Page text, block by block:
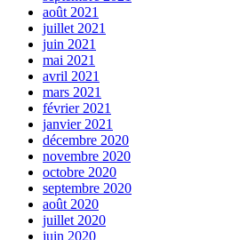
août 2021
juillet 2021
juin 2021
mai 2021
avril 2021
mars 2021
février 2021
janvier 2021
décembre 2020
novembre 2020
octobre 2020
septembre 2020
août 2020
juillet 2020
juin 2020